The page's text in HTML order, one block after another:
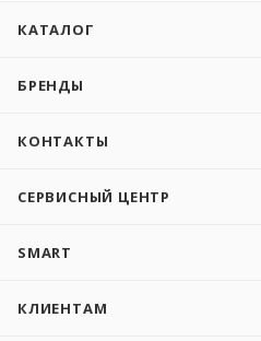
КАТАЛОГ
БРЕНДЫ
КОНТАКТЫ
СЕРВИСНЫЙ ЦЕНТР
SMART
КЛИЕНТАМ